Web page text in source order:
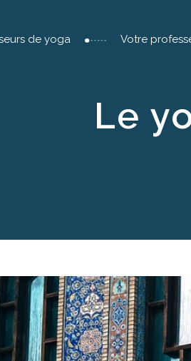
de yoga Votre
Le